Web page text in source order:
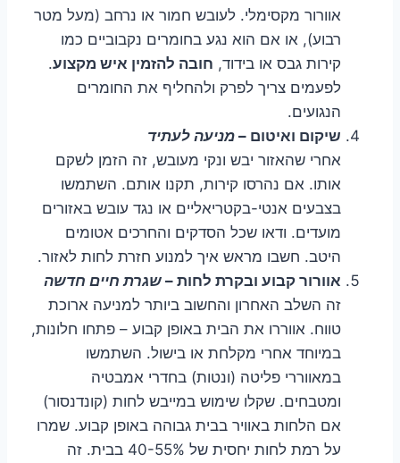
אוורור מקסימלי. לעובש חמור או נרחב (מעל מטר
רבוע), או אם הוא נגע בחומרים נקבוביים כמו
קירות גבס או בידוד, חובה להזמין איש מקצוע.
לפעמים צריך לפרק ולהחליף את החומרים
הנגועים.
שיקום ואיטום – מניעה לעתיד
אחרי שהאזור יבש ונקי מעובש, זה הזמן לשקם
אותו. אם נהרסו קירות, תקנו אותם. השתמשו
בצבעים אנטי-בקטריאליים או נגד עובש באזורים
מועדים. ודאו שכל הסדקים והחרכים אטומים
היטב. חשבו מראש איך למנוע חזרת לחות לאזור.
אוורור קבוע ובקרת לחות – שגרת חיים חדשה
זה השלב האחרון והחשוב ביותר למניעה ארוכת
טווח. אווררו את הבית באופן קבוע – פתחו חלונות,
במיוחד אחרי מקלחת או בישול. השתמשו
במאווררי פליטה (ונטות) בחדרי אמבטיה
ומטבחים. שקלו שימוש במייבש לחות (קונדנסור)
אם הלחות באוויר בבית גבוהה באופן קבוע. שמרו
על רמת לחות יחסית של 40-55% בבית. זה